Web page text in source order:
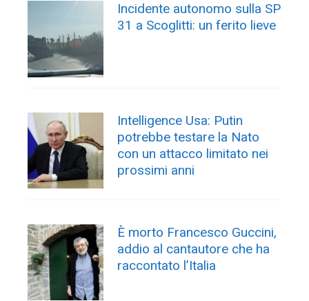
Incidente autonomo sulla SP
31 a Scoglitti: un ferito lieve
Intelligence Usa: Putin
potrebbe testare la Nato
con un attacco limitato nei
prossimi anni
È morto Francesco Guccini,
addio al cantautore che ha
raccontato l’Italia